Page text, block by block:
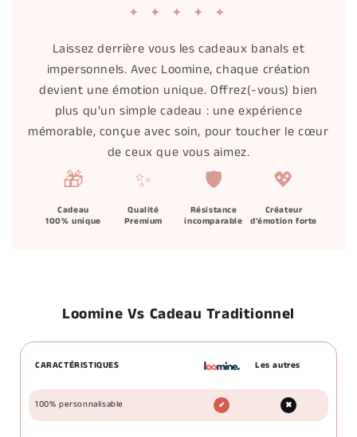
✦ ✦ ✦ ✦ ✦
Laissez derrière vous les cadeaux banals et
impersonnels. Avec Loomine, chaque création
devient une émotion unique. Offrez(-vous) bien
plus qu'un simple cadeau : une expérience
mémorable, conçue avec soin, pour toucher le cœur
de ceux que vous aimez.
🎁
Cadeau
100% unique
✨
Qualité
Premium
🛡️
Résistance
incomparable
💖
Créateur
d'émotion forte
Loomine Vs Cadeau Traditionnel
CARACTÉRISTIQUES Les autres
100% personnalisable ✔ ✖